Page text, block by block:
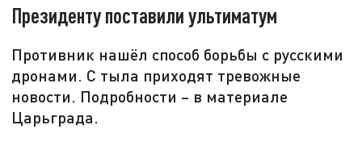
Президенту поставили ультиматум
Противник нашёл способ борьбы с русскими
дронами. С тыла приходят тревожные
новости. Подробности – в материале
Царьграда.